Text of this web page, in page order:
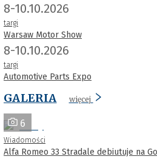
8-10.10.2026
targi
Warsaw Motor Show
8-10.10.2026
targi
Automotive Parts Expo
GALERIA więcej
6
Wiadomości
Alfa Romeo 33 Stradale debiutuje na